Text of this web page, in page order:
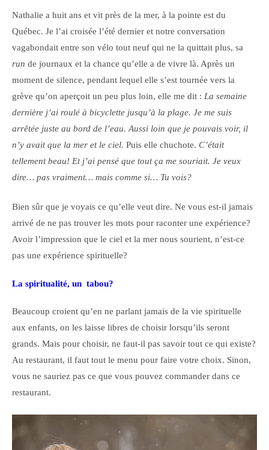
Nathalie a huit ans et vit près de la mer, à la pointe est du
Québec. Je l’ai croisée l’été dernier et notre conversation
vagabondait entre son vélo tout neuf qui ne la quittait plus, sa
run de journaux et la chance qu’elle a de vivre là. Après un
moment de silence, pendant lequel elle s’est tournée vers la
grève qu’on aperçoit un peu plus loin, elle me dit : La semaine
dernière j’ai roulé à bicyclette jusqu’à la plage. Je me suis
arrêtée juste au bord de l’eau. Aussi loin que je pouvais voir, il
n’y avait que la mer et le ciel. Puis elle chuchote. C’était
tellement beau! Et j’ai pensé que tout ça me souriait. Je veux
dire… pas vraiment… mais comme si… Tu vois?
Bien sûr que je voyais ce qu’elle veut dire. Ne vous est-il jamais
arrivé de ne pas trouver les mots pour raconter une expérience?
Avoir l’impression que le ciel et la mer nous sourient, n’est-ce
pas une expérience spirituelle?
La spiritualité, un tabou?
Beaucoup croient qu’en ne parlant jamais de la vie spirituelle
aux enfants, on les laisse libres de choisir lorsqu’ils seront
grands. Mais pour choisir, ne faut-il pas savoir tout ce qui existe?
Au restaurant, il faut tout le menu pour faire votre choix. Sinon,
vous ne sauriez pas ce que vous pouvez commander dans ce
restaurant.